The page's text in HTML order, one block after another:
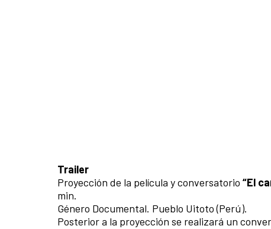
Trailer
Proyección de la película y conversatorio “El
min.
Género Documental. Pueblo Uitoto (Perú).
Posterior a la proyección se realizará un